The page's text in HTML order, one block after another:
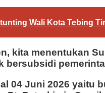
Wali Kota Tebing
kita menentukan
bersubsidi
04 Juni 2026 yaitu